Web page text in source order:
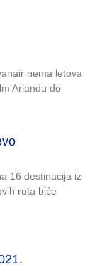
nema letova
Arlandu do
16 destinacija iz
ruta biće